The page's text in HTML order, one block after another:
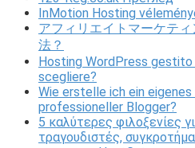
InMotion Hosting
アフィリエイトマーケテ
法？
Hosting WordPress
scegliere?
Wie erstelle ich ein
professioneller Blogger?
5 καλύτερες φιλοξενίες
τραγουδιστές,